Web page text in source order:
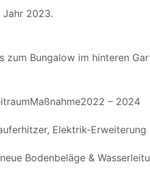
Jahr 2023.
zum Bungalow im hinteren
– 2024
Elektrik-Erweiterung
Bodenbeläge &